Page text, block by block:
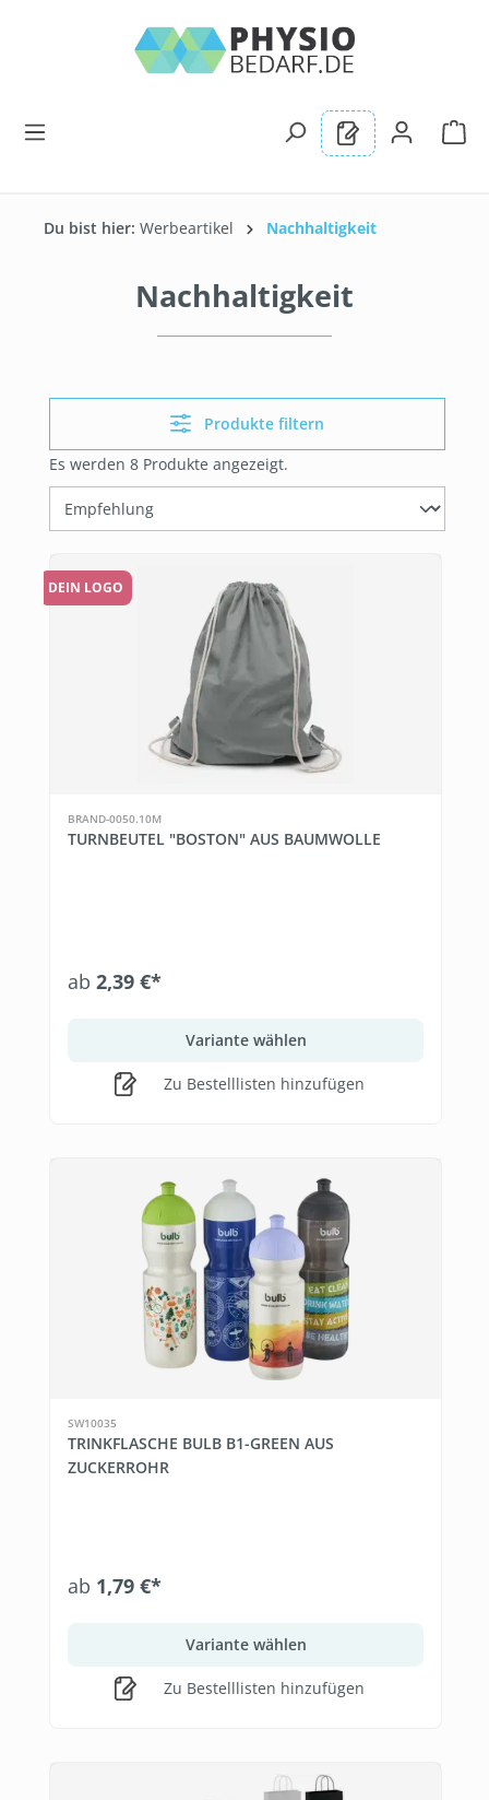
Du bist hier: Werbeartikel Nachhaltigkeit
Nachhaltigkeit
Produkte filtern
Es werden 8 Produkte angezeigt.
DEIN LOGO
BRAND-0050.10M
TURNBEUTEL "BOSTON" AUS BAUMWOLLE
ab 2,39 €*
Variante wählen
Zu Bestelllisten hinzufügen
SW10035
TRINKFLASCHE BULB B1-GREEN AUS
ZUCKERROHR
ab 1,79 €*
Variante wählen
Zu Bestelllisten hinzufügen